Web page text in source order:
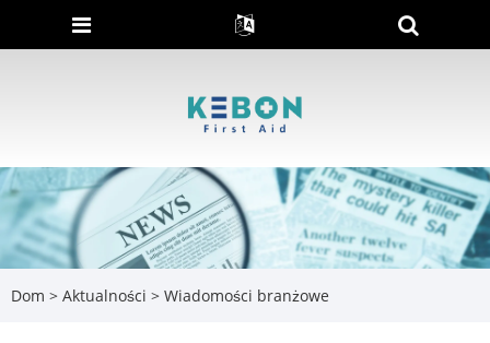
Dom > Aktualności > Wiadomości branżowe